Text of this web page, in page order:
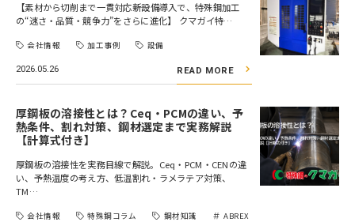
【素材から切削まで一貫対応――新設備導入で、特殊鋼加工
の“速さ・品質・競争力”をさらに進化】 クマガイ特…
会社情報 加工事例 設備
2026.05.26 READ MORE
厚鋼板の溶接性とは？Ceq・PCMの違い、予
熱条件、割れ対策、鋼材選定まで実務解説
【計算式付き】
厚鋼板の溶接性を実務目線で解説。Ceq・PCM・CENの違
い、予熱温度の考え方、低温割れ・ラメラテア対策、
TM…
会社情報 特殊鋼コラム 鋼材知識
ABREX